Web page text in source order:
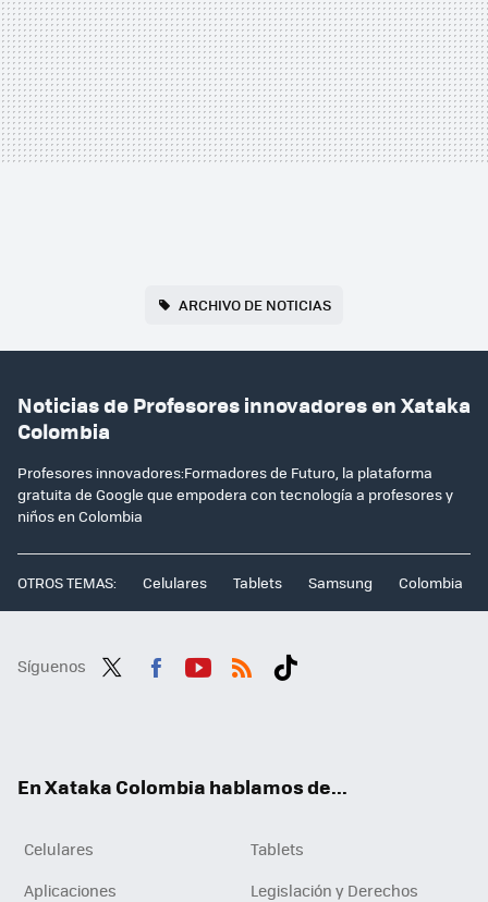
ARCHIVO DE NOTICIAS
Noticias de Profesores innovadores en Xataka
Colombia
Profesores innovadores:Formadores de Futuro, la plataforma
gratuita de Google que empodera con tecnología a profesores y
niños en Colombia
OTROS TEMAS: Celulares Tablets Samsung Colombia
Síguenos
En Xataka Colombia hablamos de...
Celulares
Tablets
Aplicaciones
Legislación y Derechos